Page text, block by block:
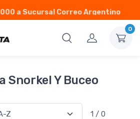
a Sucursal Correo Argentino
0
Snorkel Y Buceo
1 / 0